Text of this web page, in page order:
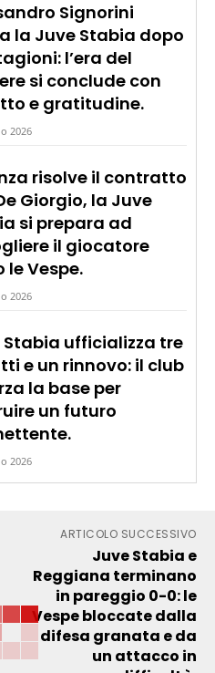
Signorini
la Juve Stabia dopo
l’era del
si conclude con
e gratitudine.
2026
risolve il contratto
Giorgio, la Juve
si prepara ad
il giocatore
le Vespe.
2026
Stabia ufficializza tre
e un rinnovo: il club
la base per
un futuro
2026
ARTICOLO SUCCESSIVO
Juve Stabia e
Reggiana terminano
in pareggio 0-0: le
Vespe bloccate dalla
difesa granata e da
un attacco in